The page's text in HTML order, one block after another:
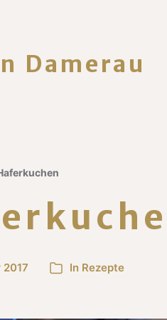
Damerau
2017 In Rezepte